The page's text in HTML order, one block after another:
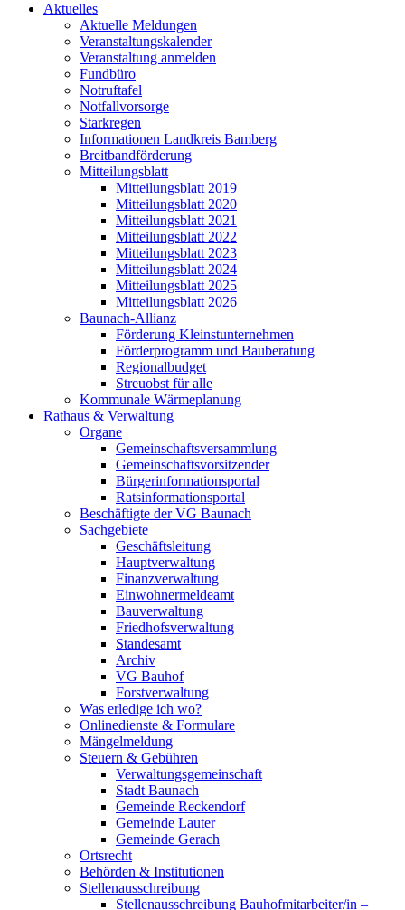
Aktuelles
Aktuelle Meldungen
Veranstaltungskalender
Veranstaltung anmelden
Fundbüro
Notruftafel
Notfallvorsorge
Starkregen
Informationen Landkreis Bamberg
Breitbandförderung
Mitteilungsblatt
Mitteilungsblatt 2019
Mitteilungsblatt 2020
Mitteilungsblatt 2021
Mitteilungsblatt 2022
Mitteilungsblatt 2023
Mitteilungsblatt 2024
Mitteilungsblatt 2025
Mitteilungsblatt 2026
Baunach-Allianz
Förderung Kleinstunternehmen
Förderprogramm und Bauberatung
Regionalbudget
Streuobst für alle
Kommunale Wärmeplanung
Rathaus & Verwaltung
Organe
Gemeinschaftsversammlung
Gemeinschaftsvorsitzender
Bürgerinformationsportal
Ratsinformationsportal
Beschäftigte der VG Baunach
Sachgebiete
Geschäftsleitung
Hauptverwaltung
Finanzverwaltung
Einwohnermeldeamt
Bauverwaltung
Friedhofsverwaltung
Standesamt
Archiv
VG Bauhof
Forstverwaltung
Was erledige ich wo?
Onlinedienste & Formulare
Mängelmeldung
Steuern & Gebühren
Verwaltungsgemeinschaft
Stadt Baunach
Gemeinde Reckendorf
Gemeinde Lauter
Gemeinde Gerach
Ortsrecht
Behörden & Institutionen
Stellenausschreibung
Stellenausschreibung Bauhofmitarbeiter/in –